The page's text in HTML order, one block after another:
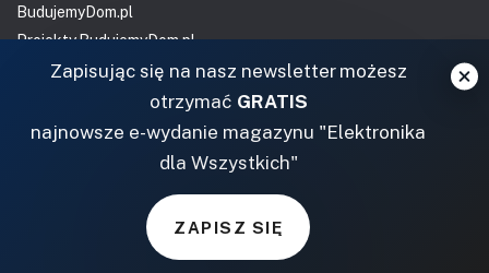
BudujemyDom.pl
Projekty.BudujemyDom.pl
CoZaIle.pl
Informator Budownictwa
ZielonyOgródek.pl
Zapisując się na nasz newsletter możesz
otrzymać GRATIS
najnowsze e-wydanie magazynu "Elektronika
dla Wszystkich"
ZAPISZ SIĘ